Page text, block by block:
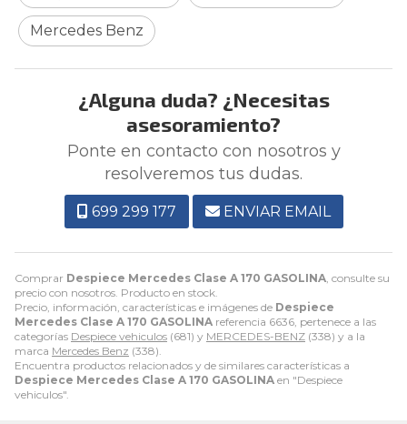
Comprar Despiece Mercedes Clase A 170 GASOLINA , consulte su
precio con nosotros. Producto en stock.
Precio, información, características e imágenes de Despiece
Mercedes Clase A 170 GASOLINA referencia 6636, pertenece a las
categorías Despiece vehiculos (681) y MERCEDES-BENZ (338) y a la
marca Mercedes Benz (338).
Encuentra productos relacionados y de similares características a
Despiece Mercedes Clase A 170 GASOLINA en "Despiece
vehiculos".
Mercedes Benz
¿Alguna duda? ¿Necesitas
asesoramiento?
Ponte en contacto con nosotros y
resolveremos tus dudas.
699 299 177 ENVIAR EMAIL